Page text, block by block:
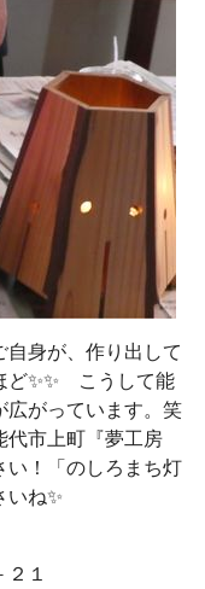
身が、作り出して
ど✨✨ こうして能
広がっています。笑
代市上町『夢工房
い！「のしろまち灯
いね✨
１